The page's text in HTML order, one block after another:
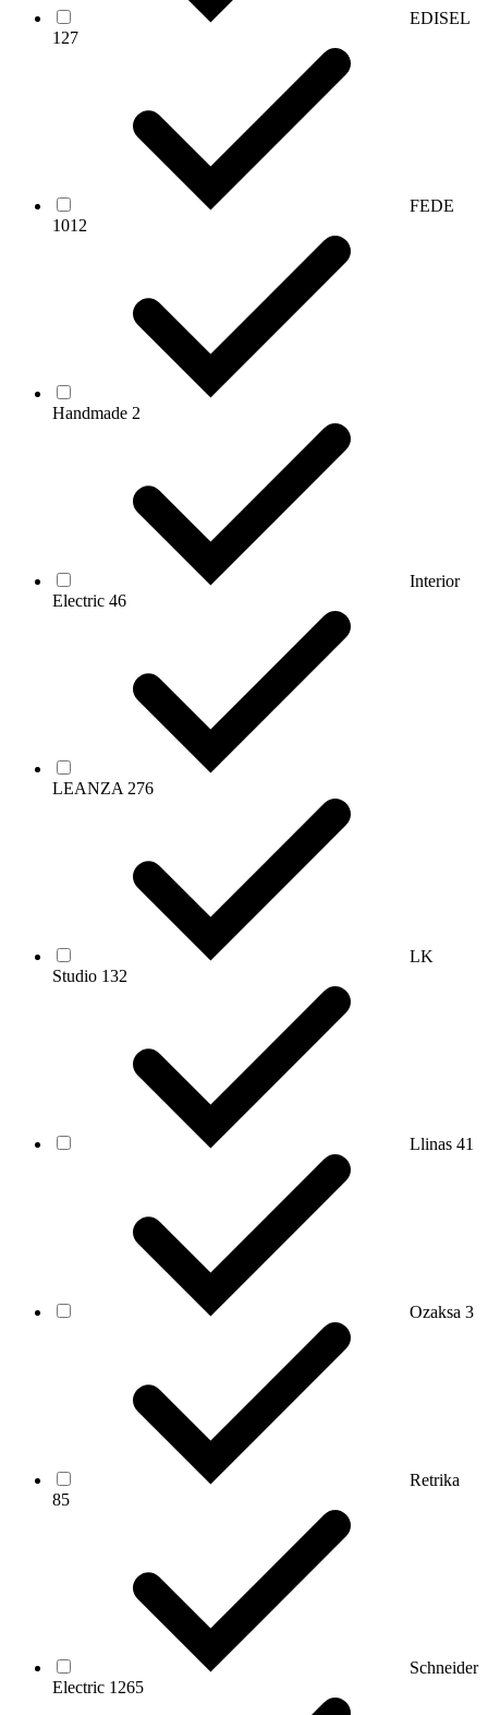
EDISEL
127
FEDE
1012
Handmade 2
Interior
Electric 46
LEANZA 276
LK
Studio 132
Llinas 41
Ozaksa 3
Retrika
85
Schneider
Electric 1265